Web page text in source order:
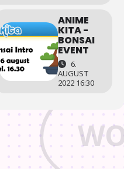
ANIME
KITA -
BONSAI
EVENT
6.
AUGUST
2022 16:30